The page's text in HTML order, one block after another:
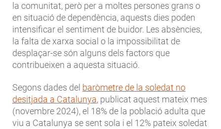
la comunitat, però per a moltes persones grans o
en situació de dependència, aquests dies poden
intensificar el sentiment de buidor. Les absències,
la falta de xarxa social o la impossibilitat de
desplaçar-se són alguns dels factors que
contribueixen a aquesta situació.
Segons dades del baròmetre de la soledat no
desitjada a Catalunya, publicat aquest mateix mes
(novembre 2024), el 18% de la població adulta que
viu a Catalunya se sent sola i el 12% pateix soledat